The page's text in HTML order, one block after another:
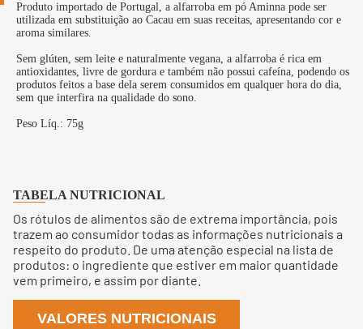
Produto importado de Portugal, a alfarroba em pó Aminna pode ser
utilizada em substituição ao Cacau em suas receitas, apresentando cor e
aroma similares.
Sem glúten, sem leite e naturalmente vegana, a alfarroba é rica em
antioxidantes, livre de gordura e também não possui cafeína, podendo os
produtos feitos a base dela serem consumidos em qualquer hora do dia,
sem que interfira na qualidade do sono.
Peso Líq.: 75g
TABELA NUTRICIONAL
Os rótulos de alimentos são de extrema importância, pois
trazem ao consumidor todas as informações nutricionais a
respeito do produto. De uma atenção especial na lista de
produtos: o ingrediente que estiver em maior quantidade
vem primeiro, e assim por diante.
VALORES NUTRICIONAIS